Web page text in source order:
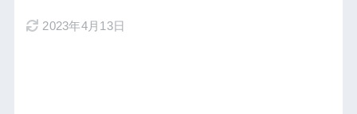
2023年4月13日